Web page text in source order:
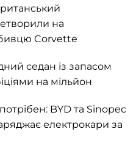
на
Corvette
седан із запасом
на мільйон
BYD та Sinopec
електрокари за